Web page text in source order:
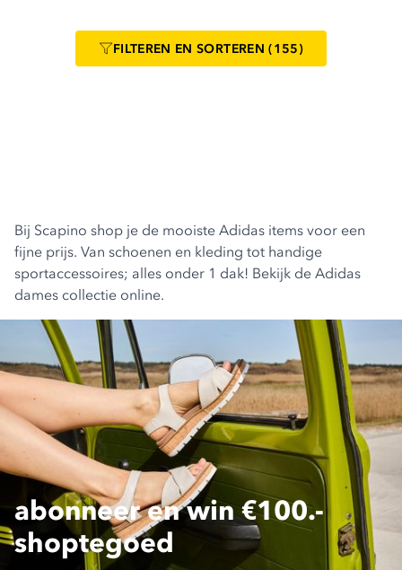
FILTEREN EN SORTEREN (155)
Bij Scapino shop je de mooiste Adidas items voor een
fijne prijs. Van schoenen en kleding tot handige
sportaccessoires; alles onder 1 dak! Bekijk de Adidas
dames collectie online.
abonneer en win €100.-
shoptegoed